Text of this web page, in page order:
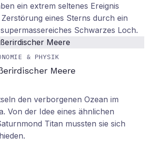
ein extrem seltenes Ereignis
eines Sterns durch ein
Schwarzes Loch.
& PHYSIK
Meere
den verborgenen Ozean im
Von der Idee eines ähnlichen
Titan mussten sie sich